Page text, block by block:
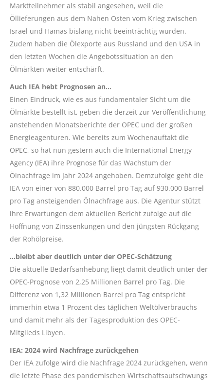
Marktteilnehmer als stabil angesehen, weil die
Öllieferungen aus dem Nahen Osten vom Krieg zwischen
Israel und Hamas bislang nicht beeinträchtig wurden.
Zudem haben die Ölexporte aus Russland und den USA in
den letzten Wochen die Angebotssituation an den
Ölmärkten weiter entschärft.
Auch IEA hebt Prognosen an…
Einen Eindruck, wie es aus fundamentaler Sicht um die
Ölmärkte bestellt ist, geben die derzeit zur Veröffentlichung
anstehenden Monatsberichte der OPEC und der großen
Energieagenturen. Wie bereits zum Wochenauftakt die
OPEC, so hat nun gestern auch die International Energy
Agency (IEA) ihre Prognose für das Wachstum der
Ölnachfrage im Jahr 2024 angehoben. Demzufolge geht die
IEA von einer von 880.000 Barrel pro Tag auf 930.000 Barrel
pro Tag ansteigenden Ölnachfrage aus. Die Agentur stützt
ihre Erwartungen dem aktuellen Bericht zufolge auf die
Hoffnung von Zinssenkungen und den jüngsten Rückgang
der Rohölpreise.
…bleibt aber deutlich unter der OPEC-Schätzung
Die aktuelle Bedarfsanhebung liegt damit deutlich unter der
OPEC-Prognose von 2,25 Millionen Barrel pro Tag. Die
Differenz von 1,32 Millionen Barrel pro Tag entspricht
immerhin etwa 1 Prozent des täglichen Weltölverbrauchs
und damit mehr als der Tagesproduktion des OPEC-
Mitglieds Libyen.
IEA: 2024 wird Nachfrage zurückgehen
Der IEA zufolge wird die Nachfrage 2024 zurückgehen, wenn
die letzte Phase des pandemischen Wirtschaftsaufschwungs